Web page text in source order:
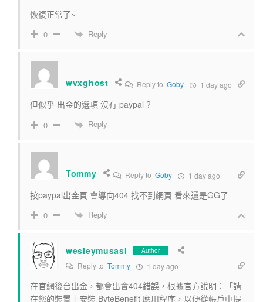
恢復正常了~
0 Reply
wvxghost Reply to Goby 1 day ago
但似乎 出金的選項 沒有 paypal ?
0 Reply
Tommy Reply to Goby 1 day ago
按paypal出金頁 會導向404 找不到網頁 看來還是GG了
0 Reply
wesleymusasi Author
Reply to Tommy 1 day ago
在官網後台出金，都會出會404錯誤，根據官方說明：「請
在您的裝置上安裝 ByteBenefit 應用程序，以便從帳戶中提